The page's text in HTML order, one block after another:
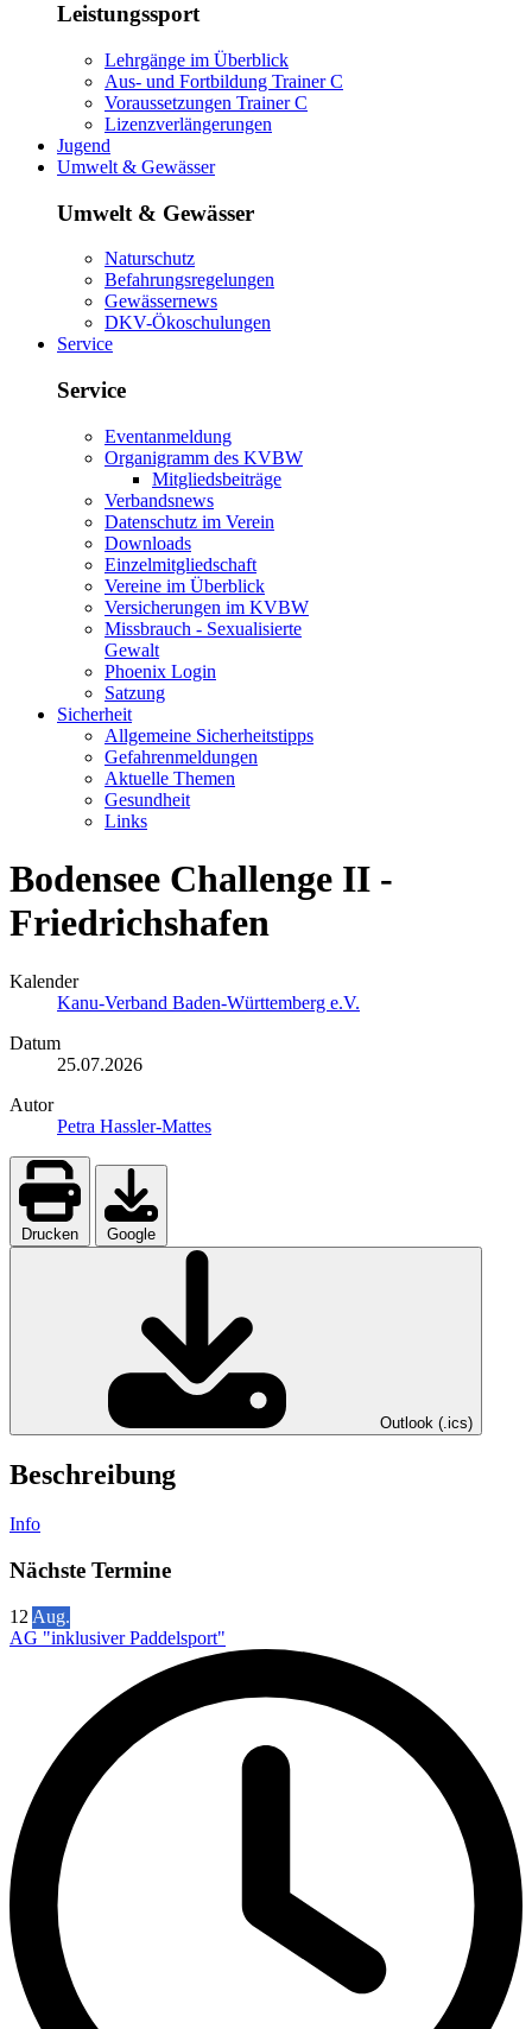
Leistungssport
Lehrgänge im Überblick
Aus- und Fortbildung Trainer C
Voraussetzungen Trainer C
Lizenzverlängerungen
Jugend
Umwelt & Gewässer
Umwelt & Gewässer
Naturschutz
Befahrungsregelungen
Gewässernews
DKV-Ökoschulungen
Service
Service
Eventanmeldung
Organigramm des KVBW
Mitgliedsbeiträge
Verbandsnews
Datenschutz im Verein
Downloads
Einzelmitgliedschaft
Vereine im Überblick
Versicherungen im KVBW
Missbrauch - Sexualisierte
Gewalt
Phoenix Login
Satzung
Sicherheit
Allgemeine Sicherheitstipps
Gefahrenmeldungen
Aktuelle Themen
Gesundheit
Links
Bodensee Challenge II -
Friedrichshafen
Kalender
Kanu-Verband Baden-Württemberg e.V.
Datum
25.07.2026
Autor
Petra Hassler-Mattes
Drucken Google
Outlook (.ics)
Beschreibung
Info
Nächste Termine
12 Aug.
AG "inklusiver Paddelsport"